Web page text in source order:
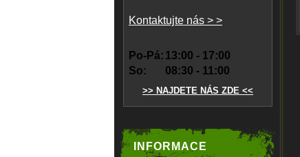
Kontaktujte nás > >
Po-Pá: 13:00 - 17:00
So:
08:30 - 11:00
>> NAJDETE NÁS ZDE <<
INFORMACE